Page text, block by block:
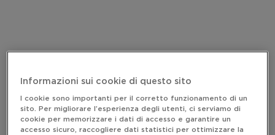
Informazioni sui cookie di questo sito
I cookie sono importanti per il corretto funzionamento di un
sito. Per migliorare l’esperienza degli utenti, ci serviamo di
cookie per memorizzare i dati di accesso e garantire un
accesso sicuro, raccogliere dati statistici per ottimizzare la